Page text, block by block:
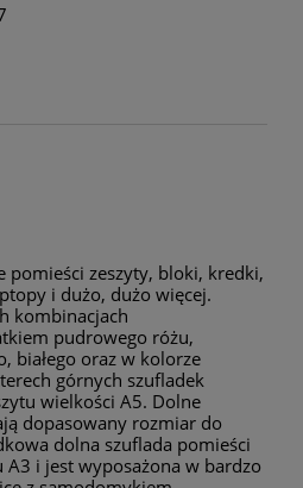
pomieści zeszyty, bloki, kredki,
i dużo, dużo więcej.
kombinacjach
pudrowego różu,
białego oraz w kolorze
górnych szufladek
wielkości A5. Dolne
dopasowany rozmiar do
dolna szuflada pomieści
i jest wyposażona w bardzo